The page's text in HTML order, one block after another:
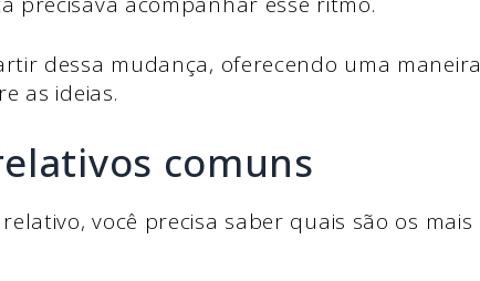
dessa mudança, oferecendo uma maneira
as ideias.
comuns
você precisa saber quais são os mais